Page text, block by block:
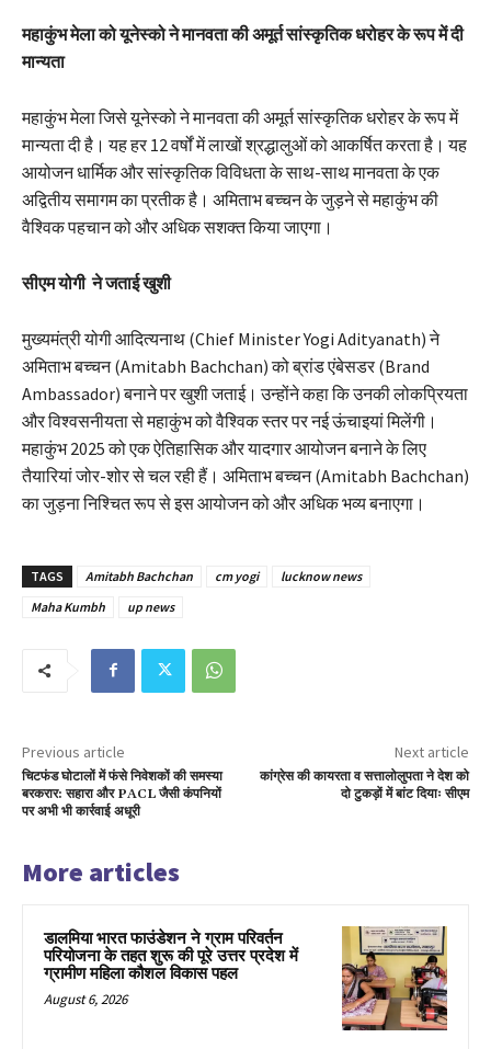
महाकुंभ मेला को यूनेस्को ने मानवता की अमूर्त सांस्कृतिक धरोहर के रूप में दी
मान्यता
महाकुंभ मेला जिसे यूनेस्को ने मानवता की अमूर्त सांस्कृतिक धरोहर के रूप में
मान्यता दी है। यह हर 12 वर्षों में लाखों श्रद्धालुओं को आकर्षित करता है। यह
आयोजन धार्मिक और सांस्कृतिक विविधता के साथ-साथ मानवता के एक
अद्वितीय समागम का प्रतीक है। अमिताभ बच्चन के जुड़ने से महाकुंभ की
वैश्विक पहचान को और अधिक सशक्त किया जाएगा।
सीएम योगी ने जताई खुशी
मुख्यमंत्री योगी आदित्यनाथ (Chief Minister Yogi Adityanath) ने
अमिताभ बच्चन (Amitabh Bachchan) को ब्रांड एंबेसडर (Brand
Ambassador) बनाने पर खुशी जताई। उन्होंने कहा कि उनकी लोकप्रियता
और विश्वसनीयता से महाकुंभ को वैश्विक स्तर पर नई ऊंचाइयां मिलेंगी।
महाकुंभ 2025 को एक ऐतिहासिक और यादगार आयोजन बनाने के लिए
तैयारियां जोर-शोर से चल रही हैं। अमिताभ बच्चन (Amitabh Bachchan)
का जुड़ना निश्चित रूप से इस आयोजन को और अधिक भव्य बनाएगा।
TAGS Amitabh Bachchan cm yogi
lucknow news
Maha Kumbh
up news
Previous article
चिटफंड घोटालों में फंसे निवेशकों की समस्या
बरकरार: सहारा और PACL जैसी कंपनियों
पर अभी भी कार्रवाई अधूरी
Next article
कांग्रेस की कायरता व सत्तालोलुपता ने देश को
दो टुकड़ों में बांट दियाः सीएम
More articles
डालमिया भारत फाउंडेशन ने ग्राम परिवर्तन
परियोजना के तहत शुरू की पूरे उत्तर प्रदेश में
ग्रामीण महिला कौशल विकास पहल
August 6, 2026